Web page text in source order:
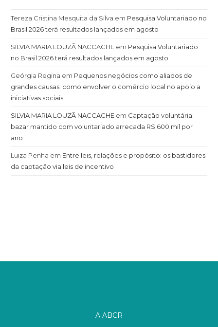
Tereza Cristina Mesquita da Silva em Pesquisa Voluntariado no
Brasil 2026 terá resultados lançados em agosto
SILVIA MARIA LOUZÃ NACCACHE em Pesquisa Voluntariado
no Brasil 2026 terá resultados lançados em agosto
Geórgia Regina em Pequenos negócios como aliados de
grandes causas: como envolver o comércio local no apoio a
iniciativas sociais
SILVIA MARIA LOUZÃ NACCACHE em Captação voluntária:
bazar mantido com voluntariado arrecada R$ 600 mil por
ano
Luiza Penha em Entre leis, relações e propósito: os bastidores
da captação via leis de incentivo
A ABCR